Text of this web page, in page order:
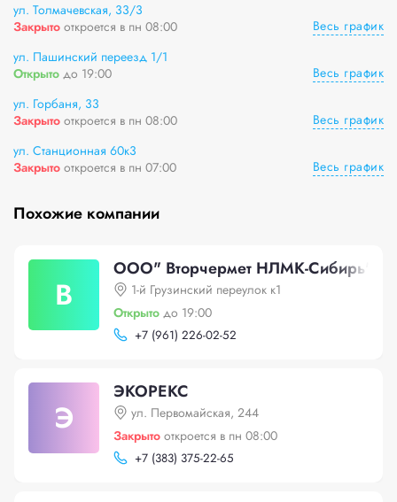
ул. Толмачевская, 33/3
Закрыто откроется в пн 08:00
Весь график
ул. Пашинский переезд 1/1
Открыто до 19:00
Весь график
ул. Горбаня, 33
Закрыто откроется в пн 08:00
Весь график
ул. Станционная 60к3
Закрыто откроется в пн 07:00 Весь график
Похожие компании
В
ООО" Вторчермет НЛМК-Сибирь"
1-й Грузинский переулок к1
Открыто до 19:00
+7 (961) 226-02-52
Э
ЭКОРЕКС
ул. Первомайская, 244
Закрыто откроется в пн 08:00
+7 (383) 375-22-65